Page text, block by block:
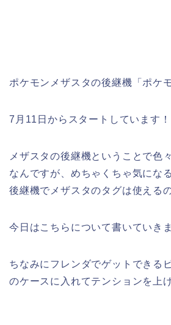
ポケモンメザスタの後継機「ポケ
7月11日からスタートしています！
メザスタの後継機ということで色
なんですが、めちゃくちゃ気にな
後継機でメザスタのタグは使える
今日はこちらについて書いていきま
ちなみにフレンダでゲットできる
のケースに入れてテンションを上